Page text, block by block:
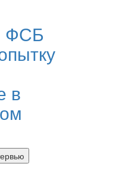
ФСБ
в